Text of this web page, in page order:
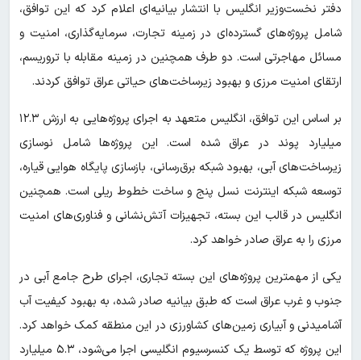
دفتر نخست‌وزیر انگلیس با انتشار بیانیه‌ای اعلام کرد که این توافق،
شامل پروژه‌های گسترده‌ای در زمینه تجارت، سرمایه‌گذاری، امنیت و
مسائل مهاجرتی است. دو طرف همچنین در زمینه مقابله با تروریسم،
ارتقای امنیت مرزی و بهبود زیرساخت‌های حیاتی عراق توافق کردند.
بر اساس این توافق، انگلیس متعهد به اجرای پروژه‌هایی به ارزش ۱۲.۳
میلیارد پوند در عراق شده است. این پروژه‌ها شامل نوسازی
زیرساخت‌های آبی، بهبود شبکه برق‌رسانی، بازسازی پایگاه هوایی قیاره،
توسعه شبکه اینترنت نسل پنج و ساخت خطوط ریلی است. همچنین
انگلیس در قالب این بسته، تجهیزات آتش‌نشانی و فناوری‌های امنیت
مرزی را به عراق صادر خواهد کرد.
یکی از مهمترین پروژه‌های این بسته تجاری، اجرای طرح جامع آبی در
جنوب و غرب عراق است که طبق بیانیه صادر شده، به بهبود کیفیت آب
آشامیدنی و آبیاری زمین‌های کشاورزی در این منطقه کمک خواهد کرد.
این پروژه که توسط یک کنسرسیوم انگلیسی اجرا می‌شود، ۵.۳ میلیارد